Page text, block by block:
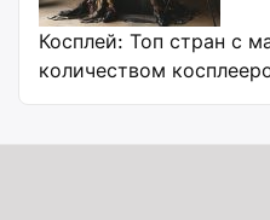
Косплей: Топ стран с
количеством